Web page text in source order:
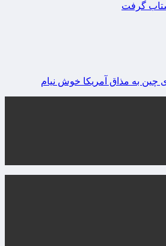
گرفت
چین به مذاق آمریکا خوش نیام